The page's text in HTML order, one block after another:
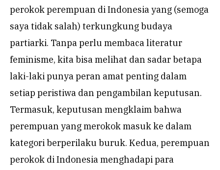
perokok perempuan di Indonesia yang (semoga
saya tidak salah) terkungkung budaya
partiarki. Tanpa perlu membaca literatur
feminisme, kita bisa melihat dan sadar betapa
laki-laki punya peran amat penting dalam
setiap peristiwa dan pengambilan keputusan.
Termasuk, keputusan mengklaim bahwa
perempuan yang merokok masuk ke dalam
kategori berperilaku buruk. Kedua, perempuan
perokok di Indonesia menghadapi para